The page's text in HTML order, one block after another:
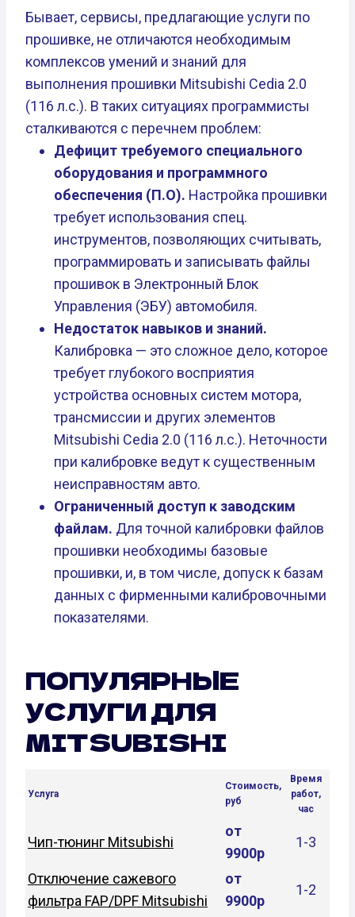
Бывает, сервисы, предлагающие услуги по
прошивке, не отличаются необходимым
комплексов умений и знаний для
выполнения прошивки Mitsubishi Cedia 2.0
(116 л.с.). В таких ситуациях программисты
сталкиваются с перечнем проблем:
Дефицит требуемого специального
оборудования и программного
обеспечения (П.О). Настройка прошивки
требует использования спец.
инструментов, позволяющих считывать,
программировать и записывать файлы
прошивок в Электронный Блок
Управления (ЭБУ) автомобиля.
Недостаток навыков и знаний.
Калибровка — это сложное дело, которое
требует глубокого восприятия
устройства основных систем мотора,
трансмиссии и других элементов
Mitsubishi Cedia 2.0 (116 л.с.). Неточности
при калибровке ведут к существенным
неисправностям авто.
Ограниченный доступ к заводским
файлам. Для точной калибровки файлов
прошивки необходимы базовые
прошивки, и, в том числе, допуск к базам
данных с фирменными калибровочными
показателями.
ПОПУЛЯРНЫЕ
УСЛУГИ ДЛЯ
MITSUBISHI
Услуга
Стоимость,
руб
Время
работ,
час
Чип-тюнинг Mitsubishi
от
9900р
1-3
Отключение сажевого
фильтра FAP/DPF Mitsubishi
от
9900р
1-2